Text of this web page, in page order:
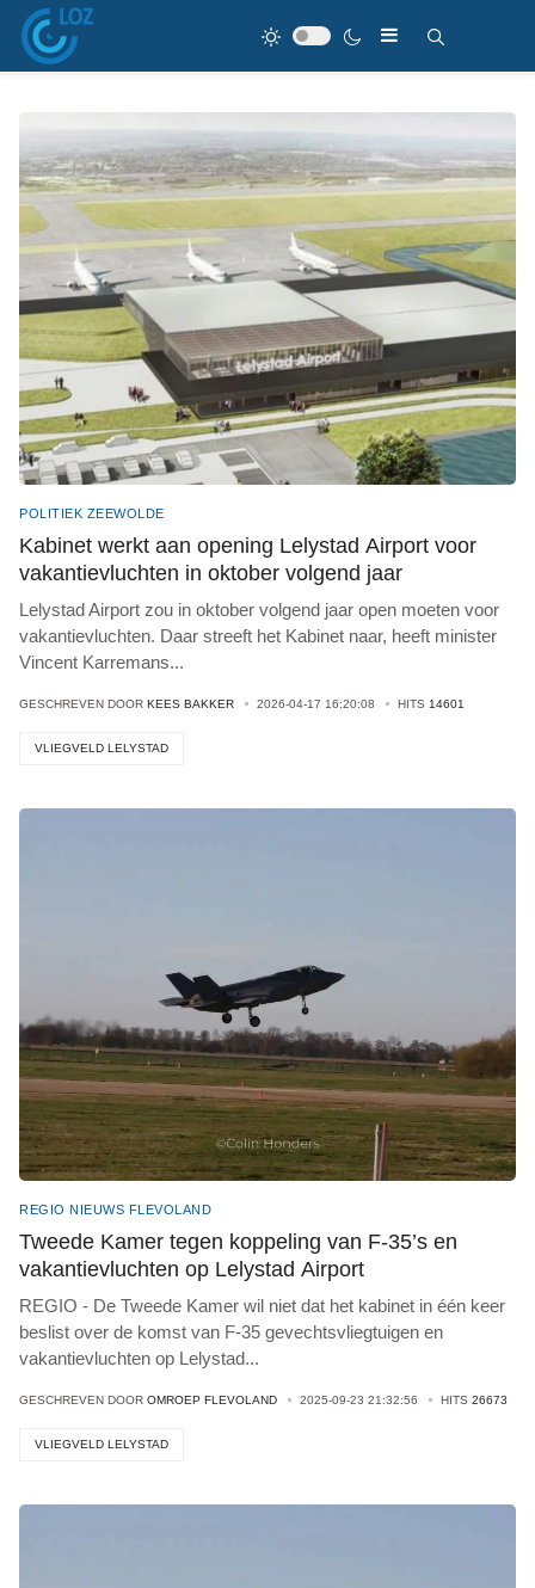
POLITIEK ZEEWOLDE
Kabinet werkt aan opening Lelystad Airport voor
vakantievluchten in oktober volgend jaar
Lelystad Airport zou in oktober volgend jaar open moeten voor
vakantievluchten. Daar streeft het Kabinet naar, heeft minister
Vincent Karremans...
GESCHREVEN DOOR KEES BAKKER 2026-04-17 16:20:08 HITS 14601
VLIEGVELD LELYSTAD
REGIO NIEUWS FLEVOLAND
Tweede Kamer tegen koppeling van F-35’s en
vakantievluchten op Lelystad Airport
REGIO - De Tweede Kamer wil niet dat het kabinet in één keer
beslist over de komst van F-35 gevechtsvliegtuigen en
vakantievluchten op Lelystad...
GESCHREVEN DOOR OMROEP FLEVOLAND 2025-09-23 21:32:56 HITS 26673
VLIEGVELD LELYSTAD